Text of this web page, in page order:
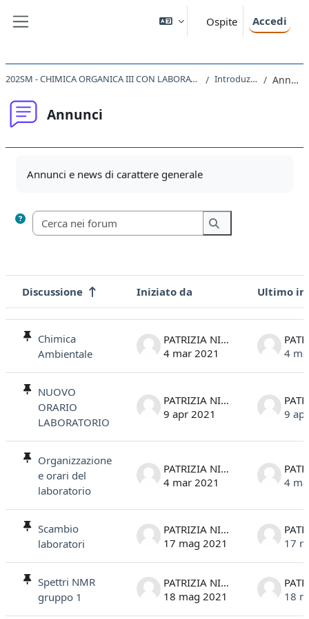
Ospite Accedi
202SM - CHIMICA ORGANICA III CON LABORATORIO 2020 Introduzione Annunci
Annunci
Annunci e news di carattere generale
Cerca nei forum
Cerca nei forum
Stato
Discussione Iniziato da Ultimo
Chimica
Ambientale
PATRIZIA NITTI
4 mar 2021
4
NUOVO
ORARIO
LABORATORIO
PATRIZIA NITTI
9 apr 2021
9
Organizzazione
e orari del
laboratorio
PATRIZIA NITTI
4 mar 2021
4
Scambio
laboratori
PATRIZIA NITTI
17 mag 2021
17
Spettri NMR
gruppo 1
PATRIZIA NITTI
18 mag 2021
18